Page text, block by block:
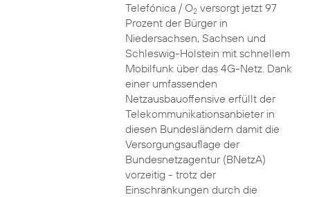
Telefónica / O2versorgt jetzt 97
Prozent der Bürger in
Niedersachsen, Sachsen und
Schleswig-Holstein mit schnellem
Mobilfunk über das 4G-Netz. Dank
einer umfassenden
Netzausbauoffensive erfüllt der
Telekommunikationsanbieter in
diesen Bundesländern damit die
Versorgungsauflage der
Bundesnetzagentur (BNetzA)
vorzeitig - trotz der
Einschränkungen durch die